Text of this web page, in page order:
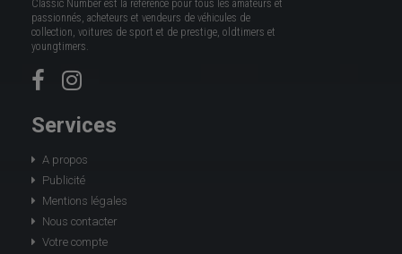
Classic Number est la référence pour tous les amateurs et
passionnés, acheteurs et vendeurs de véhicules de
collection, voitures de sport et de prestige, oldtimers et
youngtimers.
Services
A propos
Publicité
Mentions légales
Nous contacter
Votre compte